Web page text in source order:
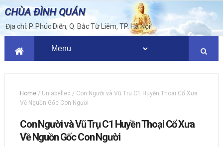
CHÙA ĐÌNH QUÁN
Địa chỉ: P. Phúc Diễn, Q. Bắc Từ Liêm, TP. Hà Nội
Home /Unlabelled / Con Người và Vũ Trụ C1 Huyền Thoại Cổ Xưa
Về Nguồn Gốc Con Người
Con Người và Vũ Trụ C1 Huyền Thoại Cổ Xưa
Về Nguồn Gốc Con Người